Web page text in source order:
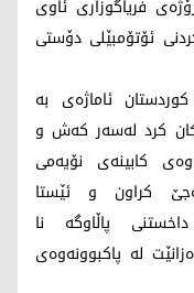
فریاگوزاری ئاوی
ئۆتۆمبێلی دۆستی
ئاماژەی بە
کرد لەسەر کەش و
کابینەی نۆیەمی
کراون و ئێستا
پاڵاوگە نا
لە پاکبوونەوەی